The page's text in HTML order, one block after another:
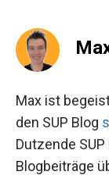
Max ist
den SUP Blog
Dutzende
Blogbeiträge